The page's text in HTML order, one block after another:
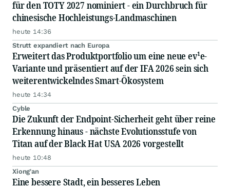
für den TOTY 2027 nominiert - ein Durchbruch für
chinesische Hochleistungs-Landmaschinen
heute 14:36
Strutt expandiert nach Europa
Erweitert das Produktportfolio um eine neue ev¹e-
Variante und präsentiert auf der IFA 2026 sein sich
weiterentwickelndes Smart-Ökosystem
heute 14:34
Cyble
Die Zukunft der Endpoint-Sicherheit geht über reine
Erkennung hinaus - nächste Evolutionsstufe von
Titan auf der Black Hat USA 2026 vorgestellt
heute 10:48
Xiong'an
Eine bessere Stadt, ein besseres Leben